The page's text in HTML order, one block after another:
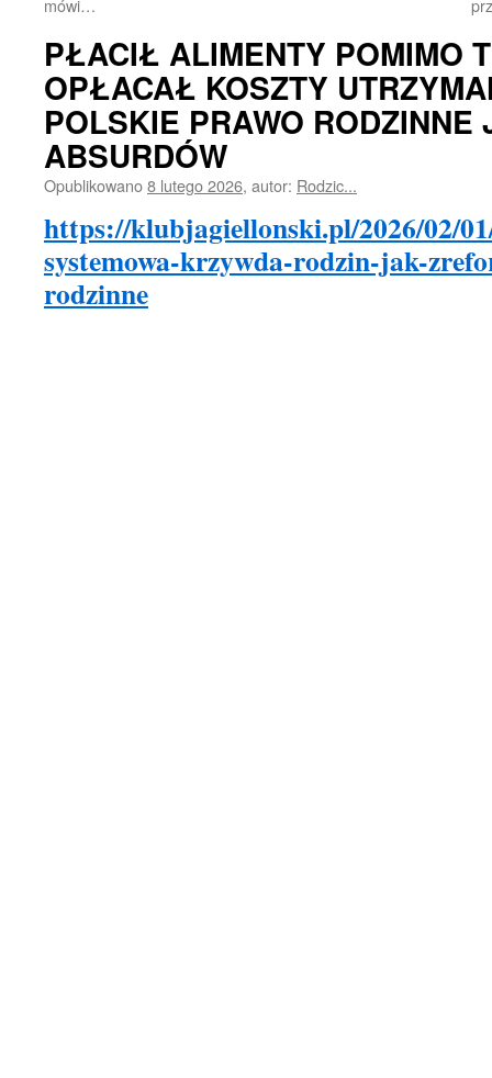
mówi…
PŁACIŁ ALIMENTY POMIMO
OPŁACAŁ KOSZTY
POLSKIE PRAWO RODZINNE
ABSURDÓW
Opublikowano8 lutego 2026, autor: Rodzic...
https://klubjagiellonski.pl/2026/02/
systemowa-krzywda-rodzin-jak-
rodzinne